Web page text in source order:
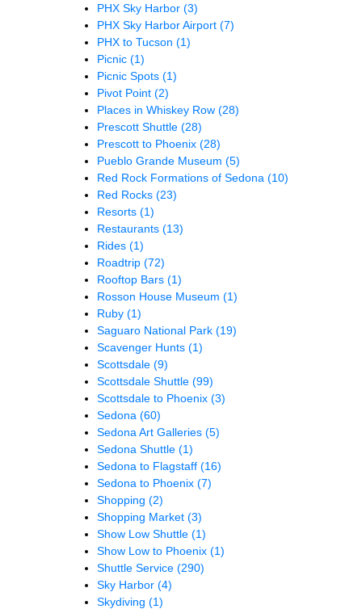
PHX Sky Harbor (3)
PHX Sky Harbor Airport (7)
PHX to Tucson (1)
Picnic (1)
Picnic Spots (1)
Pivot Point (2)
Places in Whiskey Row (28)
Prescott Shuttle (28)
Prescott to Phoenix (28)
Pueblo Grande Museum (5)
Red Rock Formations of Sedona (10)
Red Rocks (23)
Resorts (1)
Restaurants (13)
Rides (1)
Roadtrip (72)
Rooftop Bars (1)
Rosson House Museum (1)
Ruby (1)
Saguaro National Park (19)
Scavenger Hunts (1)
Scottsdale (9)
Scottsdale Shuttle (99)
Scottsdale to Phoenix (3)
Sedona (60)
Sedona Art Galleries (5)
Sedona Shuttle (1)
Sedona to Flagstaff (16)
Sedona to Phoenix (7)
Shopping (2)
Shopping Market (3)
Show Low Shuttle (1)
Show Low to Phoenix (1)
Shuttle Service (290)
Sky Harbor (4)
Skydiving (1)